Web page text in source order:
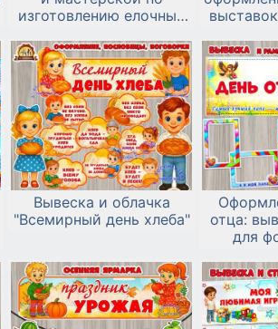
изготовлению елочных
Вывеска и облачка
"Всемирный день хлеба"
отца:
для